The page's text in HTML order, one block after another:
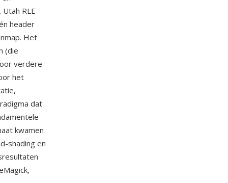
RLE
header
Het
(die
verdere
het
dat
kwamen
shading en